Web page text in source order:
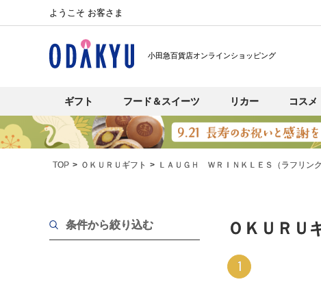
ようこそ お客さま
小田急百貨店オンラインショッピング
ギフト フード＆スイーツ リカー コスメ
TOP ＯＫＵＲＵギフト ＬＡＵＧＨ ＷＲＩＮＫＬＥＳ（ラフリンク
条件から絞り込む ＯＫＵＲＵ
1